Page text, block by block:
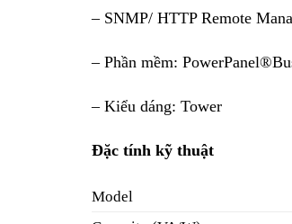
– SNMP/ HTTP Remote
– Phần mềm:
– Kiểu dáng: Tower
Đặc tính kỹ thuật
Model